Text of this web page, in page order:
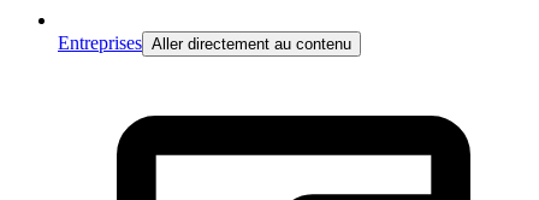
Entreprises Aller directement au contenu